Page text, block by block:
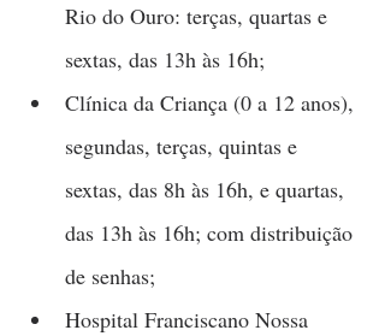
Rio do Ouro: terças, quartas e
sextas, das 13h às 16h;
Clínica da Criança (0 a 12 anos),
segundas, terças, quintas e
sextas, das 8h às 16h, e quartas,
das 13h às 16h; com distribuição
de senhas;
Hospital Franciscano Nossa